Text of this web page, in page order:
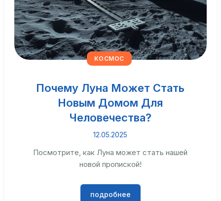
КОСМОС
Почему Луна Может Стать
Новым Домом Для
Человечества?
12.05.2025
Посмотрите, как Луна может стать нашей
новой пропиской!
подробнее